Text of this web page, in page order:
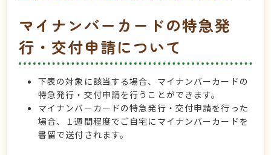
マイナンバーカードの特急発
行・交付申請について
下表の対象に該当する場合、マイナンバーカードの
特急発行・交付申請を行うことができます。
マイナンバーカードの特急発行・交付申請を行った
場合、１週間程度でご自宅にマイナンバーカードを
書留で送付されます。